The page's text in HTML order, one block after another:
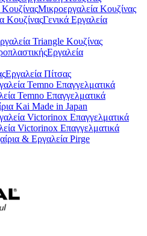
Μικροεργαλεία Κουζίνας
Γενικά Εργαλεία
Triangle Κουζίνας
Εργαλεία
Εργαλεία Πίτσας
Temno Επαγγελματικά
Kai Made in Japan
Victorinox Επαγγελματικά
& Εργαλεία Pirge